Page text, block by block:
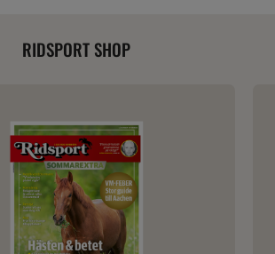
RIDSPORT SHOP